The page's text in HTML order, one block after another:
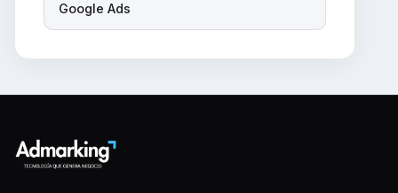
Google Ads